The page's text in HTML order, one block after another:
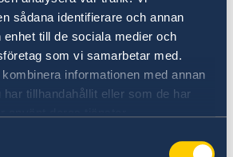
sådana identifierare och annan
enhet till de sociala medier och
som vi samarbetar med.
informationen med annan
tillhandahållit eller som de har
(personbevis) rilasciato
Il certificato deve
in merito al luogo
civile, cittadinanza e
che questo certificato è
a quello da consegnare
all'ufficiale dello stato civile